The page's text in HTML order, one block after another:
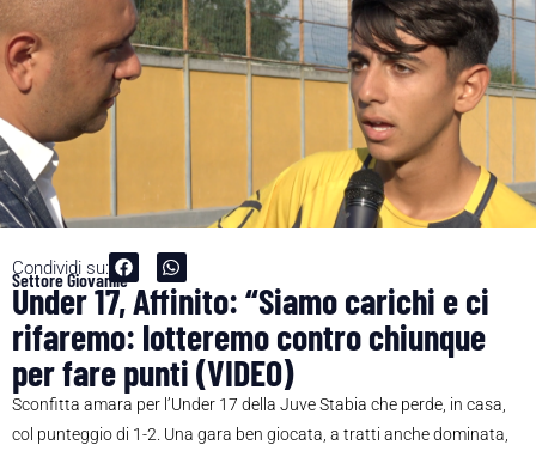
Condividi su:
Settore Giovanile
Under 17, Affinito: “Siamo carichi e ci
rifaremo: lotteremo contro chiunque
per fare punti (VIDEO)
Sconfitta amara per l’Under 17 della Juve Stabia che perde, in casa,
col punteggio di 1-2. Una gara ben giocata, a tratti anche dominata,